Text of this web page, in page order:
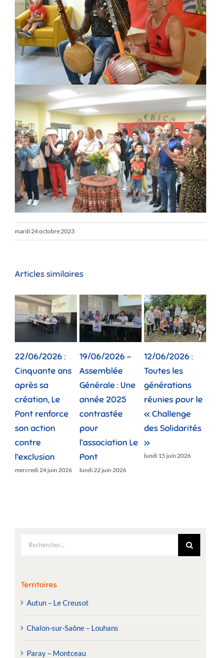
mardi 24 octobre 2023
Articles similaires
19/06/2026 –
Assemblée
Générale : Une
année 2025
contrastée
pour
l’association Le
Pont
lundi 22 juin 2026
12/06/2026 :
Toutes les
générations
réunies pour le
« Challenge
des Solidarités
»
lundi 15 juin 2026
02/06/2026 :
Depuis dix ans,
la pension de
famille rend des
vies plus
douces
jeudi 11 juin 2026
Rechercher:
Territoires
Autun – Le Creusot
Chalon-sur-Saône – Louhans
Paray – Montceau